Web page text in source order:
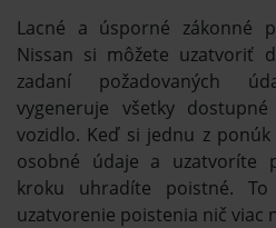
Lacné a úsporné zákonné
Nissan si môžete uzatvoriť
zadaní požadovaných
vygeneruje všetky
vozidlo. Keď si jednu z
osobné údaje a uzatvoríte
kroku uhradíte poistné.
uzatvorenie poistenia nič viac